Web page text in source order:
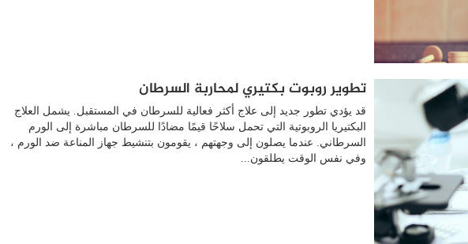
تطوير روبوت بكتيري لمحاربة السرطان
قد يؤدي تطور جديد إلى علاج أكثر فعالية للسرطان في المستقبل. يشمل العلاج
البكتيريا الروبوتية التي تحمل سلاحًا قيمًا مضادًا للسرطان مباشرة إلى الورم
السرطاني. عندما يصلون إلى وجهتهم ، يقومون بتنشيط جهاز المناعة ضد الورم ،
وفي نفس الوقت يطلقون...